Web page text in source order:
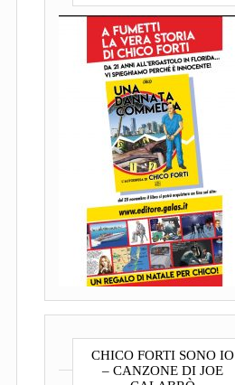
CHICO FORTI SONO IO
– CANZONE DI JOE